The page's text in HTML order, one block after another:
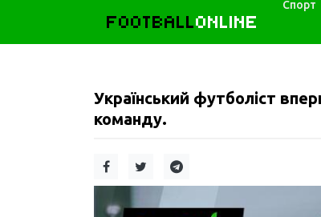
FOOTBALLONLINE
Спорт
Український футболіст
команду.